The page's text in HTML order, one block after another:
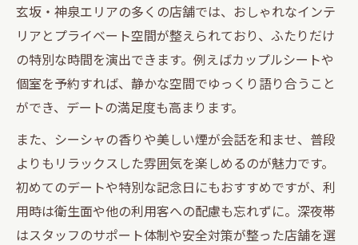
玄坂・神泉エリアの多くの店舗では、おしゃれなインテ
リアとプライベート空間が整えられており、ふたりだけ
の特別な時間を演出できます。例えばカップルシートや
個室を予約すれば、静かな空間でゆっくり語り合うこと
ができ、デートの満足度も高まります。
また、シーシャの香りや美しい煙が会話を和ませ、普段
よりもリラックスした雰囲気を楽しめるのが魅力です。
初めてのデートや特別な記念日にもおすすめですが、利
用時は衛生面や他の利用客への配慮も忘れずに。深夜帯
はスタッフのサポート体制や安全対策が整った店舗を選